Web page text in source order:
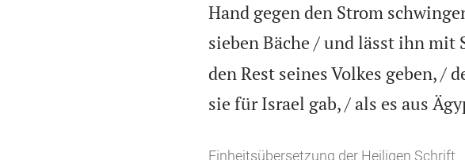
Hand gegen den Strom
sieben Bäche / und lässt ihn mit
den Rest seines Volkes geben, /
sie für Israel gab, / als es aus
Einheitsübersetzung der Heiligen Schrift